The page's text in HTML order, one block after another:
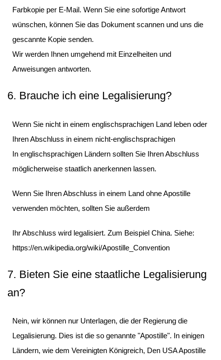
Farbkopie per E-Mail. Wenn Sie eine sofortige Antwort
wünschen, können Sie das Dokument scannen und uns die
gescannte Kopie senden.
Wir werden Ihnen umgehend mit Einzelheiten und
Anweisungen antworten.
6. Brauche ich eine Legalisierung?
Wenn Sie nicht in einem englischsprachigen Land leben oder
Ihren Abschluss in einem nicht-englischsprachigen
In englischsprachigen Ländern sollten Sie Ihren Abschluss
möglicherweise staatlich anerkennen lassen.
Wenn Sie Ihren Abschluss in einem Land ohne Apostille
verwenden möchten, sollten Sie außerdem
Ihr Abschluss wird legalisiert. Zum Beispiel China. Siehe:
https://en.wikipedia.org/wiki/Apostille_Convention
7. Bieten Sie eine staatliche Legalisierung
an?
Nein, wir können nur Unterlagen, die der Regierung die
Legalisierung. Dies ist die so genannte "Apostille". In einigen
Ländern, wie dem Vereinigten Königreich, Den USA Apostille